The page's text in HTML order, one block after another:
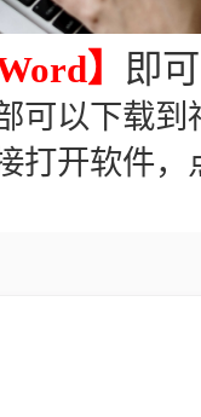
】 即
可以下载到
打开软件，